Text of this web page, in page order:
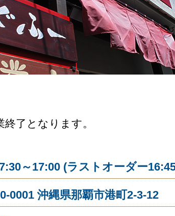
終了となります。
～17:00 (ラストオーダー
0001 沖縄県那覇市港町2-3-12